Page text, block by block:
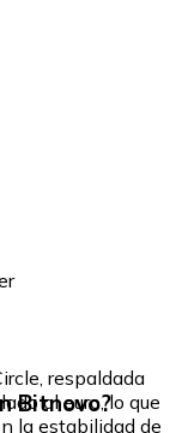
respaldada
al euro, lo que
la estabilidad de
Bitnovo?